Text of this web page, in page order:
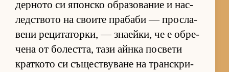
дер­ното си япон­ско об­ра­зо­ва­ние и нас­
лед­с­твото на сво­ите пра­баби — прос­ла­
вени ре­ци­та­тор­ки, — зна­ей­ки, че е об­ре­
чена от бо­лест­та, тази айнка пос­вети
крат­кото си съ­щес­т­ву­ване на тран­с­к­ри­